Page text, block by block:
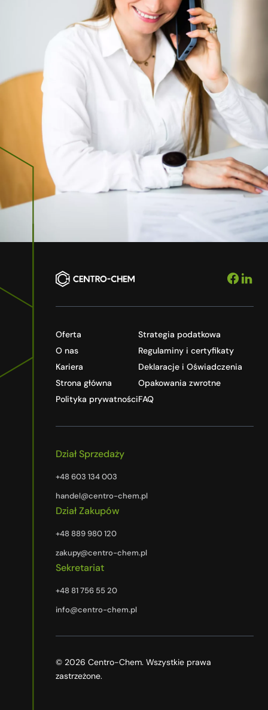
Oferta
O nas
Kariera
Strona główna
Polityka prywatności
Strategia podatkowa
Regulaminy i certyfikaty
Deklaracje i Oświadczenia
Opakowania zwrotne
FAQ
Dział Sprzedaży
+48 603 134 003
handel@centro-chem.pl
Dział Zakupów
+48 889 980 120
zakupy@centro-chem.pl
Sekretariat
+48 81 756 55 20
info@centro-chem.pl
© 2026 Centro-Chem. Wszystkie prawa
zastrzeżone.